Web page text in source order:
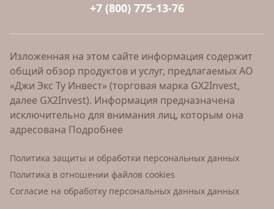
+7 (800) 775-13-76
Изложенная на этом сайте информация содержит
общий обзор продуктов и услуг, предлагаемых АО
«Джи Экс Ту Инвест» (торговая марка GX2Invest,
далее GX2Invest). Информация предназначена
исключительно для внимания лиц, которым она
адресована Подробнее
Политика защиты и обработки персональных данных
Политика в отношении файлов cookies
Согласие на обработку персональных данных данных